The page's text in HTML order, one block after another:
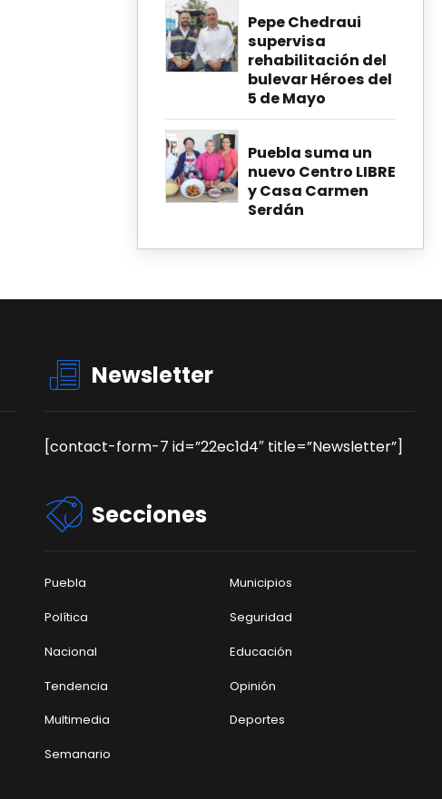
Pepe Chedraui
supervisa
rehabilitación del
bulevar Héroes del
5 de Mayo
Puebla suma un
nuevo Centro LIBRE
y Casa Carmen
Serdán
Newsletter
[contact-form-7 id=”22ec1d4″ title=”Newsletter”]
Secciones
Puebla
Municipios
Política
Seguridad
Nacional
Educación
Tendencia
Opinión
Multimedia
Deportes
Semanario